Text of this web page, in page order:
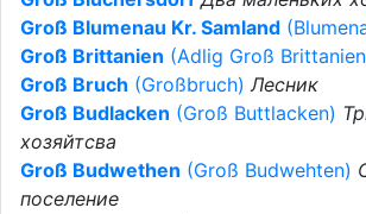
Groß Blumenau Kr. Samland
Groß Brittanien (Adlig Groß
Groß Bruch (Großbruch)Лесник
Groß Budlacken (Groß Buttlacken)
хозяйтсва
Groß Budwethen (Groß Budwehten)
поселение